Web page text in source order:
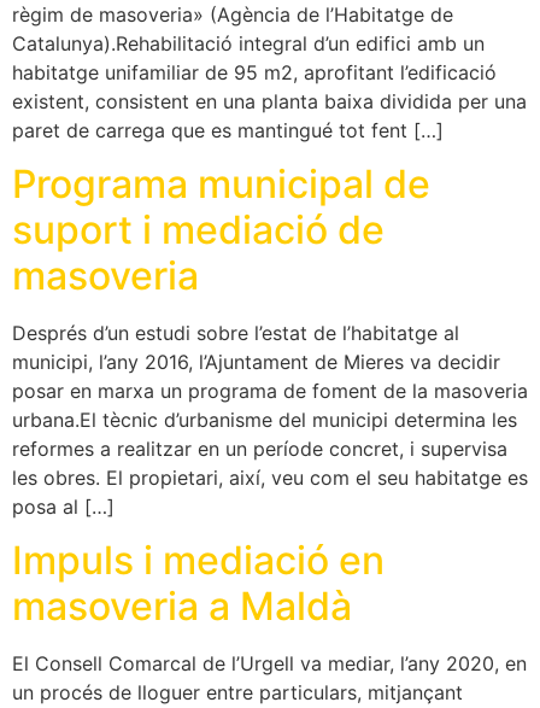
règim de masoveria» (Agència de l’Habitatge de
Catalunya).Rehabilitació integral d’un edifici amb un
habitatge unifamiliar de 95 m2, aprofitant l’edificació
existent, consistent en una planta baixa dividida per una
paret de carrega que es mantingué tot fent […]
Programa municipal de
suport i mediació de
masoveria
Després d’un estudi sobre l’estat de l’habitatge al
municipi, l’any 2016, l’Ajuntament de Mieres va decidir
posar en marxa un programa de foment de la masoveria
urbana.El tècnic d’urbanisme del municipi determina les
reformes a realitzar en un període concret, i supervisa
les obres. El propietari, així, veu com el seu habitatge es
posa al […]
Impuls i mediació en
masoveria a Maldà
El Consell Comarcal de l’Urgell va mediar, l’any 2020, en
un procés de lloguer entre particulars, mitjançant